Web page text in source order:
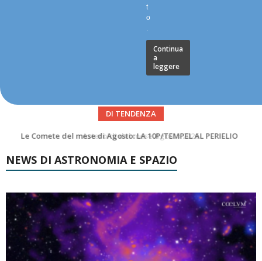
t
o
.
Continua
a
leggere
DI TENDENZA
Asteroidi del mese Agosto 2026
NEWS DI ASTRONOMIA E SPAZIO